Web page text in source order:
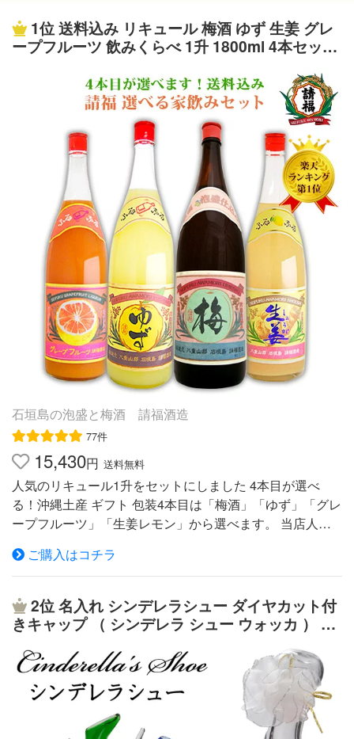
ルドな口当たりですので、氷をいれてそのままロック、
またはソーダ割りがお薦めです。 店長 清水、飲んでみま
いて、最高に飲みやすい！ ゆず＆シークヮーサーの香り
もしっかり充分に効いていて、ただ甘いだけの 飲み易さ
とは全然違います。喉越しもスッキリして飲むと元気が出
てきます。 ゆず＆シークヮーサーの爽やかな酸味が、つ
いつい後を引いてグラスが進んでしまいそう。 飲み過ぎ
注意！な一品ですね。 ゆずシークヮーサー （リキュー
ル） 度数 10度 内容量 1800ml 原材料 泡盛・ゆず果汁・糖
類・シークヮーサー果汁 梱包・ギフト包装について ボト
ルサイズ この商品は1升瓶です。 1つの梱包 この商品はケ
ース販売のため他の商品と一緒に発送することができませ
ん。他の商品をご注文頂いた場合は2梱包になりますの
で、送料がもう1つ分かかります。 詳細は梱包について 箱
なし（ギフト用などで箱をご希望の方は備考欄にご記入下
さい。） 詳細は箱（化粧箱）について ギフト包装 包装
できます。 のしをお付けできます。 詳細は包装・のしに
ついて ご注意ください 果汁成分が紫外線等で若干ですが
赤く変化していく場合がありますが、品質には問題ありま
せんので安心してお召し上がり下さい。 ゆずやシークヮ
ーサーの果汁成分が浮いたり沈殿したりしますが品質風味
には問題ありませんので良く振ってからお飲み下さい。
他にこんな商品もあります ゆず 1升瓶 単品 1800ml 720ml
もあります 4合瓶 4本目が選べるリキュール1升セット
1位送料込み リキュール 梅酒 ゆず 生姜 グレ
ープフルーツ 飲みくらべ 1升 1800ml 4本セット
石垣島の泡盛と梅酒 請福酒造
77件
15,430円 送料無料
人気のリキュール1升をセットにしました 4本目が選べ
る！沖縄土産 ギフト 包装4本目は「梅酒」「ゆず」「グレ
ープフルーツ」「生姜レモン」から選べます。 当店人気
を「請福梅酒」「ゆずシークヮーサー」「グレープフルー
ツ」「生姜レモン」の4種類より 選べるようになりまし
た。 スタンダードな定番、大人気の請福梅酒 1升。 国産
ゆずと県産シークヮーサーで仕上げたゆずシークヮーサー
の1升。 泡盛仕込みのグレープフルーツの1升。 そして4
本目は、「梅酒」「ゆず」「グレープフルーツ」「生姜レ
モン」から選ぶことができます。 あなたならどれから飲
みますか？ 4本目のリキュールをご選択下さい。 請福梅
酒 （リキュール） 度数 12度 内容量 1800ml 原材料 泡
盛・梅・砂糖・黒糖 ゆずシークヮーサー （リキュー
ご購入はコチラ
2位名入れ シンデレラシュー ダイヤカット付
きキャップ （ シンデレラ シュー ウォッカ ） 7
クセサリー付き 名入れ彫刻 お酒 （ 靴 ガラスの
靴 ）【 名前入り 名入れ 】 送料無料 誕生日 結婚
記念 退職 最短 即日発送 結婚祝い